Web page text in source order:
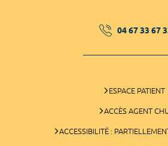
04 67 33 67
ESPACE PATIENT
ACCÈS AGENT
ACCESSIBILITÉ :